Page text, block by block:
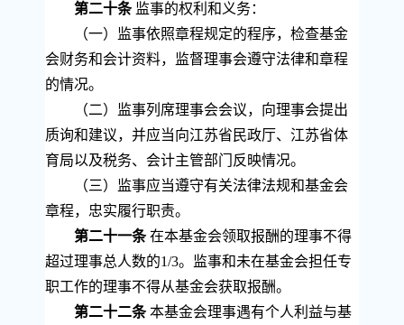
第二十条 监事的权利和义务：
（一）监事依照章程规定的程序，检查基金
会财务和会计资料，监督理事会遵守法律和章程
的情况。
（二）监事列席理事会会议，向理事会提出
质询和建议，并应当向江苏省民政厅、江苏省体
育局以及税务、会计主管部门反映情况。
（三）监事应当遵守有关法律法规和基金会
章程，忠实履行职责。
第二十一条 在本基金会领取报酬的理事不得
超过理事总人数的1/3。监事和未在基金会担任专
职工作的理事不得从基金会获取报酬。
第二十二条 本基金会理事遇有个人利益与基